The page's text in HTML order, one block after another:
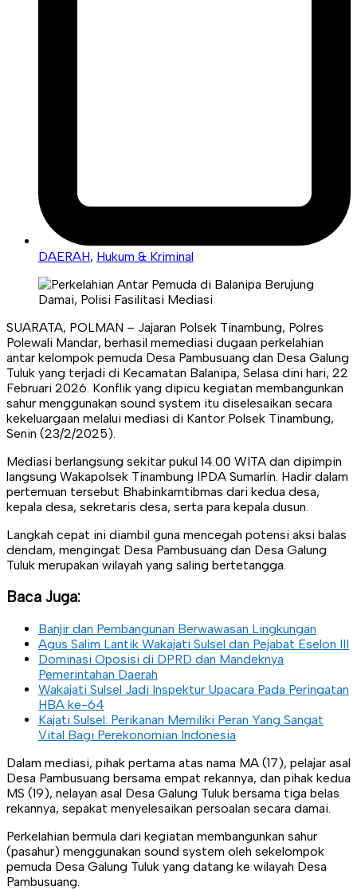
DAERAH, Hukum & Kriminal
SUARATA, POLMAN – Jajaran Polsek Tinambung, Polres
Polewali Mandar, berhasil memediasi dugaan perkelahian
antar kelompok pemuda Desa Pambusuang dan Desa Galung
Tuluk yang terjadi di Kecamatan Balanipa, Selasa dini hari, 22
Februari 2026. Konflik yang dipicu kegiatan membangunkan
sahur menggunakan sound system itu diselesaikan secara
kekeluargaan melalui mediasi di Kantor Polsek Tinambung,
Senin (23/2/2025).
Mediasi berlangsung sekitar pukul 14.00 WITA dan dipimpin
langsung Wakapolsek Tinambung IPDA Sumarlin. Hadir dalam
pertemuan tersebut Bhabinkamtibmas dari kedua desa,
kepala desa, sekretaris desa, serta para kepala dusun.
Langkah cepat ini diambil guna mencegah potensi aksi balas
dendam, mengingat Desa Pambusuang dan Desa Galung
Tuluk merupakan wilayah yang saling bertetangga.
Baca Juga:
Banjir dan Pembangunan Berwawasan Lingkungan
Agus Salim Lantik Wakajati Sulsel dan Pejabat Eselon III
Dominasi Oposisi di DPRD dan Mandeknya
Pemerintahan Daerah
Wakajati Sulsel Jadi Inspektur Upacara Pada Peringatan
HBA ke-64
Kajati Sulsel: Perikanan Memiliki Peran Yang Sangat
Vital Bagi Perekonomian Indonesia
Dalam mediasi, pihak pertama atas nama MA (17), pelajar asal
Desa Pambusuang bersama empat rekannya, dan pihak kedua
MS (19), nelayan asal Desa Galung Tuluk bersama tiga belas
rekannya, sepakat menyelesaikan persoalan secara damai.
Perkelahian bermula dari kegiatan membangunkan sahur
(pasahur) menggunakan sound system oleh sekelompok
pemuda Desa Galung Tuluk yang datang ke wilayah Desa
Pambusuang.